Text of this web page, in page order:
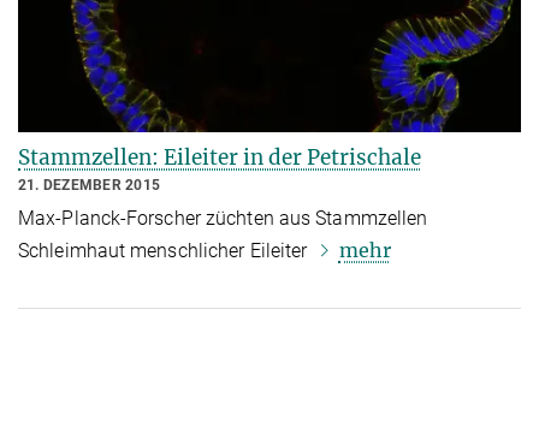
Stammzellen: Eileiter in der Petrischale
21. DEZEMBER 2015
Max-Planck-Forscher züchten aus Stammzellen
Schleimhaut menschlicher Eileiter
mehr